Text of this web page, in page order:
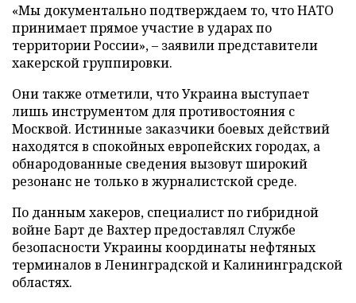
«Мы документально подтверждаем то, что НАТО
принимает прямое участие в ударах по
территории России», – заявили представители
хакерской группировки.
Они также отметили, что Украина выступает
лишь инструментом для противостояния с
Москвой. Истинные заказчики боевых действий
находятся в спокойных европейских городах, а
обнародованные сведения вызовут широкий
резонанс не только в журналистской среде.
По данным хакеров, специалист по гибридной
войне Барт де Вахтер предоставлял Службе
безопасности Украины координаты нефтяных
терминалов в Ленинградской и Калининградской
областях.